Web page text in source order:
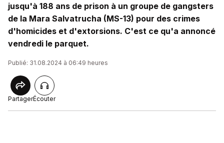
jusqu'à 188 ans de prison à un groupe de gangsters
de la Mara Salvatrucha (MS-13) pour des crimes
d'homicides et d'extorsions. C'est ce qu'a annoncé
vendredi le parquet.
Publié: 31.08.2024 à 06:49 heures
PartagerÉcouter